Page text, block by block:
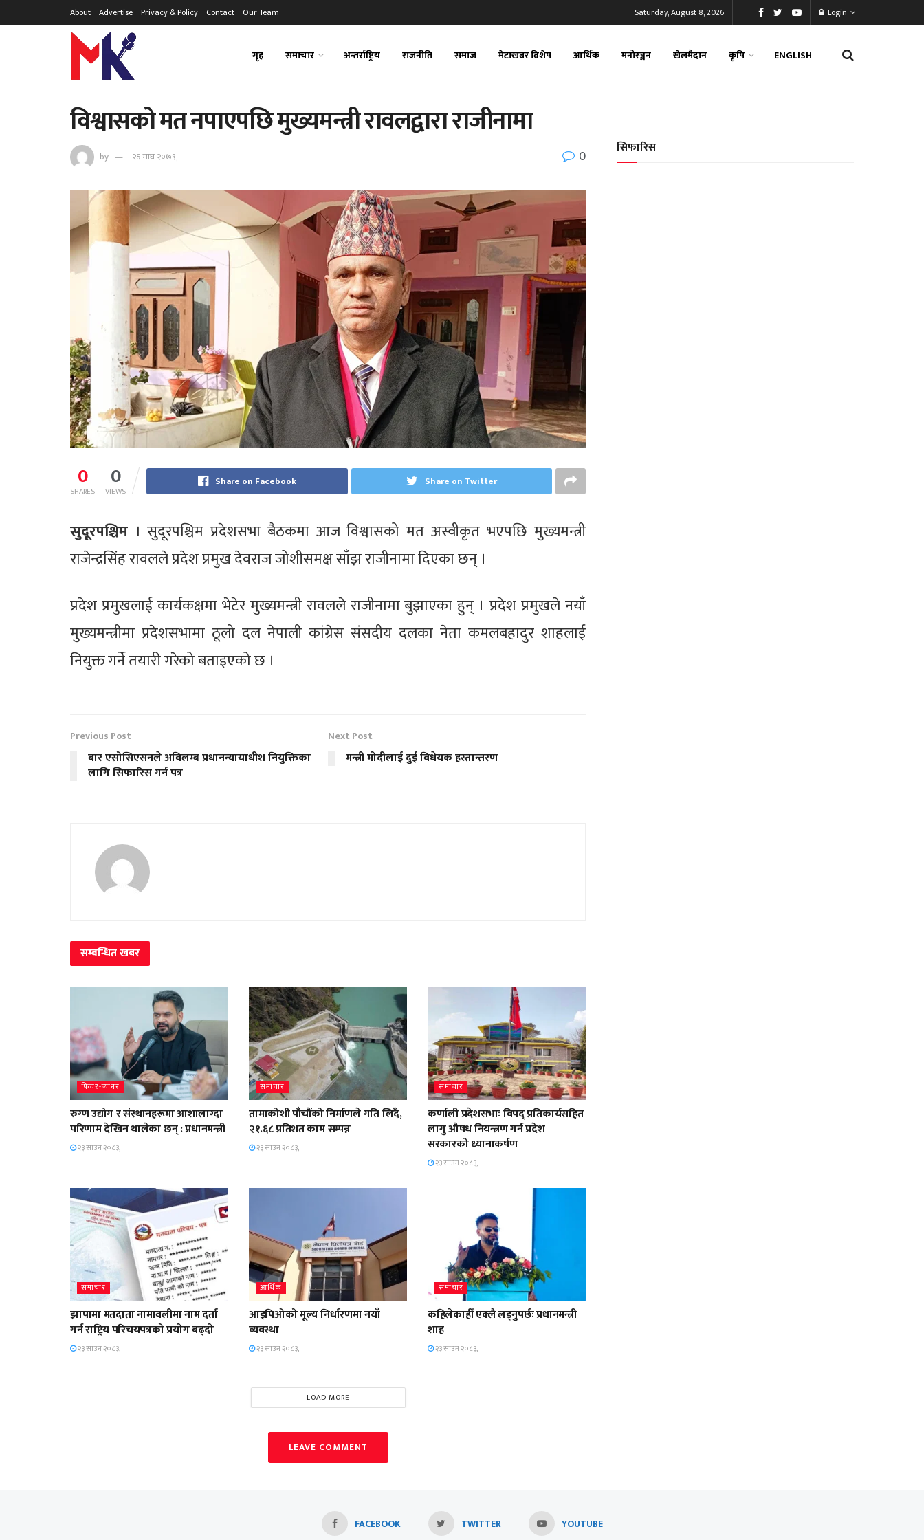
About Advertise Privacy & Policy Contact Our Team Saturday, August 8, 2026 Login
गृह समाचार अन्तर्राष्ट्रिय राजनीति समाज मेटाखबर विशेष आर्थिक मनोरञ्जन खेलमैदान कृषि ENGLISH
विश्वासको मत नपाएपछि मुख्यमन्त्री रावलद्वारा राजीनामा
by २६ माघ २०७९, 0
0
SHARES 0
VIEWS
Share on Facebook Share on Twitter
सुदूरपश्चिम । सुदूरपश्चिम प्रदेशसभा बैठकमा आज विश्वासको मत अस्वीकृत भएपछि मुख्यमन्त्री
राजेन्द्रसिंह रावलले प्रदेश प्रमुख देवराज जोशीसमक्ष साँझ राजीनामा दिएका छन् ।
प्रदेश प्रमुखलाई कार्यकक्षमा भेटेर मुख्यमन्त्री रावलले राजीनामा बुझाएका हुन् । प्रदेश प्रमुखले नयाँ
मुख्यमन्त्रीमा प्रदेशसभामा ठूलो दल नेपाली कांग्रेस संसदीय दलका नेता कमलबहादुर शाहलाई
नियुक्त गर्ने तयारी गरेको बताइएको छ ।
Previous Post
बार एसोसिएसनले अविलम्ब प्रधानन्यायाधीश नियुक्तिका
लागि सिफारिस गर्न पत्र
Next Post
मन्त्री मोदीलाई दुई विधेयक हस्तान्तरण
सम्बन्धितखबर
फिचर-ब्यानर
रुग्ण उद्योग र संस्थानहरूमा आशालाग्दा
परिणाम देखिन थालेका छन् : प्रधानमन्त्री
२३ साउन २०८३,
समाचार
तामाकोशी पाँचौंको निर्माणले गति लिँदै,
२१.६८ प्रतिशत काम सम्पन्न
२३ साउन २०८३,
समाचार
कर्णाली प्रदेशसभाः विपद् प्रतिकार्यसहित
लागु औषध नियन्त्रण गर्न प्रदेश
सरकारको ध्यानाकर्षण
२३ साउन २०८३,
समाचार
झापामा मतदाता नामावलीमा नाम दर्ता
गर्न राष्ट्रिय परिचयपत्रको प्रयोग बढ्दो
२३ साउन २०८३,
आर्थिक
आइपिओको मूल्य निर्धारणमा नयाँ
व्यवस्था
२३ साउन २०८३,
समाचार
कहिलेकाहीँ एक्लै लड्नुपर्छः प्रधानमन्त्री
शाह
२३ साउन २०८३,
LOAD MORE
LEAVE COMMENT
सिफारिस
FACEBOOK TWITTER YOUTUBE